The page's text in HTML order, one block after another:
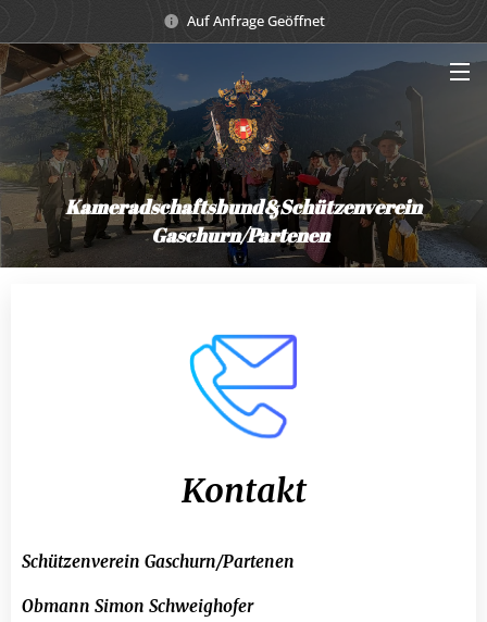
Auf Anfrage Geöffnet
Kameradschaftsbund&Schützenverein
Gaschurn/Partenen
Kontakt
Schützenverein Gaschurn/Partenen
Obmann Simon Schweighofer